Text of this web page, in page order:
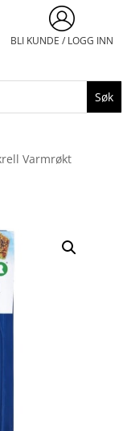
BLI KUNDE / LOGG INN
Varmrøkt